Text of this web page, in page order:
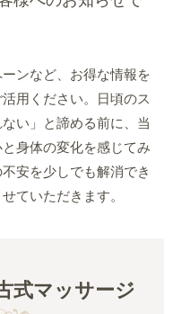
ンなど、お得な情報を
用ください。日頃のス
い」と諦める前に、当
身体の変化を感じてみ
安を少しでも解消でき
ていただきます。
式マッサージ